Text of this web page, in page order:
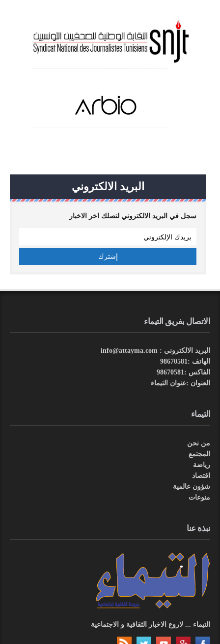
البريد الالكتروني
سجل في البريد الالكتروني لتصلك اخر الاخبار
الاتصال بفريق التيماء
البريد الالكتروني : info@attayma.com
الهاتف :98670581
الفاكس :98670581
العنوان :عنوان التيماء
التيماء
من نحن
المجتمع
رياضة
اقتصاد
شؤون عالمية
منوعات
نبذة عنا
التيماء ... لاروع الاخبار الثقافية و الاجتماعية